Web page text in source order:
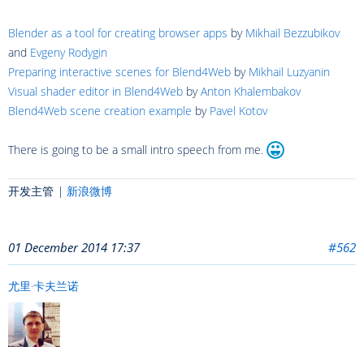
Blender as a tool for creating browser apps by Mikhail Bezzubikov
and Evgeny Rodygin
Preparing interactive scenes for Blend4Web by Mikhail Luzyanin
Visual shader editor in Blend4Web byAnton Khalembakov
Blend4Web scene creation example by Pavel Kotov
There is going to be a small intro speech from me.
开发主管 | 新浪微博
01 December 2014 17:37 #562
尤里·卡夫兰诺